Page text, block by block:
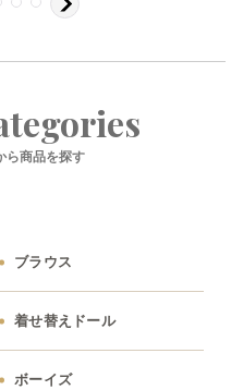
ら商品を探す
ブラウス
着せ替えドール
ボーイズ